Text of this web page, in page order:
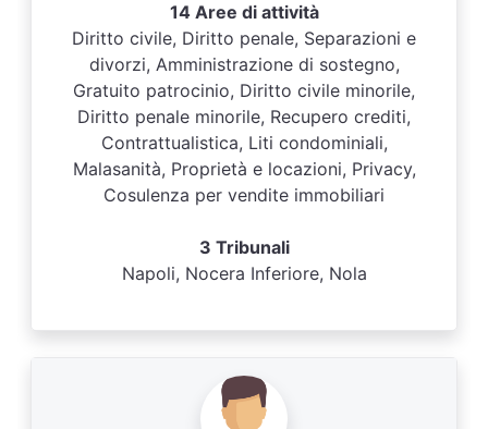
14 Aree di attività
Diritto civile, Diritto penale, Separazioni e
divorzi, Amministrazione di sostegno,
Gratuito patrocinio, Diritto civile minorile,
Diritto penale minorile, Recupero crediti,
Contrattualistica, Liti condominiali,
Malasanità, Proprietà e locazioni, Privacy,
Cosulenza per vendite immobiliari
3 Tribunali
Napoli, Nocera Inferiore, Nola